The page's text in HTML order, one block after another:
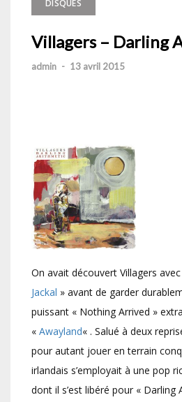
DISQUES
Villagers – Darling
admin - 13 avril 2015
On avait découvert Villagers
Jackal » avant de garder
puissant « Nothing Arrived »
« Awayland« . Salué à deux
pour autant jouer en terrain
irlandais s’employait à une pop
dont il s’est libéré pour « Darling